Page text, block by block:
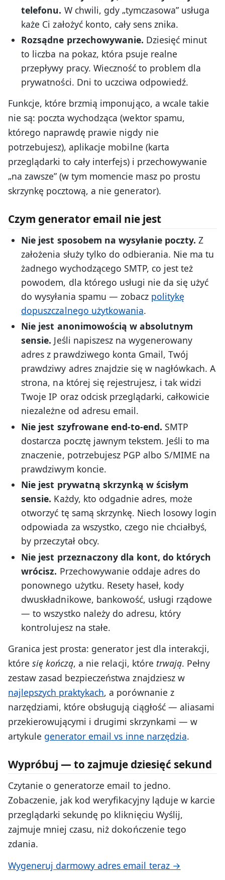
telefonu. W chwili, gdy „tymczasowa” usługa
każe Ci założyć konto, cały sens znika.
Rozsądne przechowywanie. Dziesięć minut
to liczba na pokaz, która psuje realne
przepływy pracy. Wieczność to problem dla
prywatności. Dni to uczciwa odpowiedź.
Funkcje, które brzmią imponująco, a wcale takie
nie są: poczta wychodząca (wektor spamu,
którego naprawdę prawie nigdy nie
potrzebujesz), aplikacje mobilne (karta
przeglądarki to cały interfejs) i przechowywanie
„na zawsze” (w tym momencie masz po prostu
skrzynkę pocztową, a nie generator).
Czym generator email nie jest
Nie jest sposobem na wysyłanie poczty. Z
założenia służy tylko do odbierania. Nie ma tu
żadnego wychodzącego SMTP, co jest też
powodem, dla którego usługi nie da się użyć
do wysyłania spamu — zobacz politykę
dopuszczalnego użytkowania.
Nie jest anonimowością w absolutnym
sensie. Jeśli napiszesz na wygenerowany
adres z prawdziwego konta Gmail, Twój
prawdziwy adres znajdzie się w nagłówkach. A
strona, na której się rejestrujesz, i tak widzi
Twoje IP oraz odcisk przeglądarki, całkowicie
niezależne od adresu email.
Nie jest szyfrowane end-to-end. SMTP
dostarcza pocztę jawnym tekstem. Jeśli to ma
znaczenie, potrzebujesz PGP albo S/MIME na
prawdziwym koncie.
Nie jest prywatną skrzynką w ścisłym
sensie. Każdy, kto odgadnie adres, może
otworzyć tę samą skrzynkę. Niech losowy login
odpowiada za wszystko, czego nie chciałbyś,
by przeczytał obcy.
Nie jest przeznaczony dla kont, do których
wrócisz. Przechowywanie oddaje adres do
ponownego użytku. Resety haseł, kody
dwuskładnikowe, bankowość, usługi rządowe
— to wszystko należy do adresu, który
kontrolujesz na stałe.
Granica jest prosta: generator jest dla interakcji,
któresię kończą, a nie relacji, które trwają. Pełny
zestaw zasad bezpieczeństwa znajdziesz w
najlepszych praktykach, a porównanie z
narzędziami, które obsługują ciągłość — aliasami
przekierowującymi i drugimi skrzynkami — w
artykule generator email vs inne narzędzia.
Wypróbuj — to zajmuje dziesięć sekund
Czytanie o generatorze email to jedno.
Zobaczenie, jak kod weryfikacyjny ląduje w karcie
przeglądarki sekundę po kliknięciu Wyślij,
zajmuje mniej czasu, niż dokończenie tego
zdania.
Wygeneruj darmowy adres email teraz →